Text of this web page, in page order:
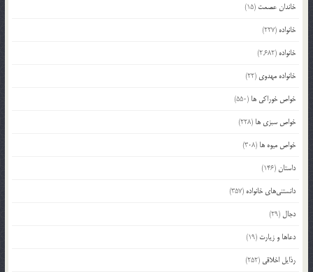
خاندان عصمت (15)
خانواده (227)
خانواده (2,682)
خانواده مهدوی (22)
خواص خوراکی ها (550)
خواص سبزی ها (228)
خواص میوه ها (308)
داستان(146)
دانستنی‌های خانواده (357)
دجال (29)
دعاها و زیارت (19)
رذایل اخلاقی (252)